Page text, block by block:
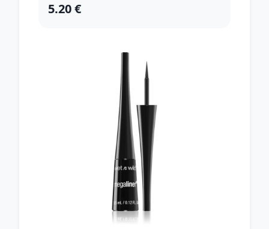
5.20 €